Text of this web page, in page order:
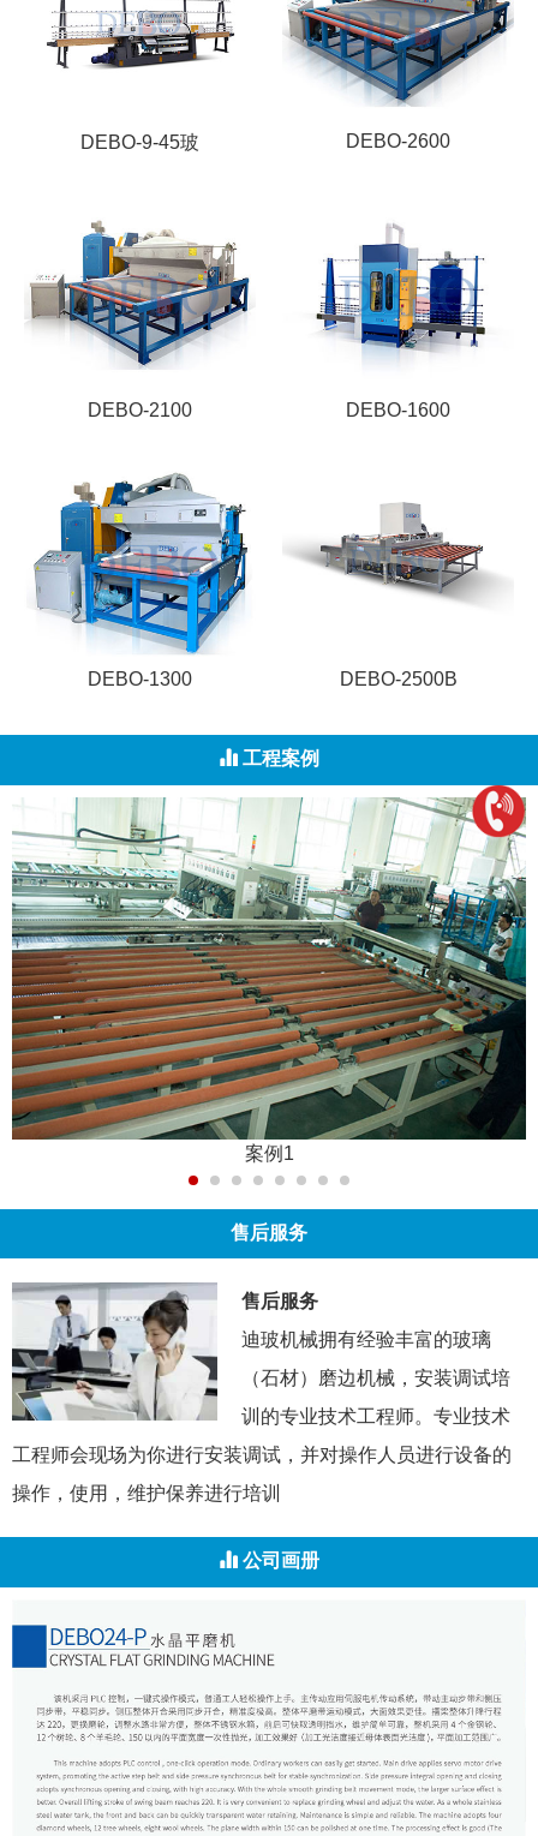
DEBO-9-45玻 DEBO-2600
DEBO-2100 DEBO-1600
DEBO-1300 DEBO-2500B
工程案例
案例1
售后服务
售后服务
迪玻机械拥有经验丰富的玻璃
（石材）磨边机械，安装调试培
训的专业技术工程师。专业技术
工程师会现场为你进行安装调试，并对操作人员进行设备的
操作，使用，维护保养进行培训
公司画册